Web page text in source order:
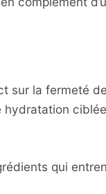
sur la fermeté
qui